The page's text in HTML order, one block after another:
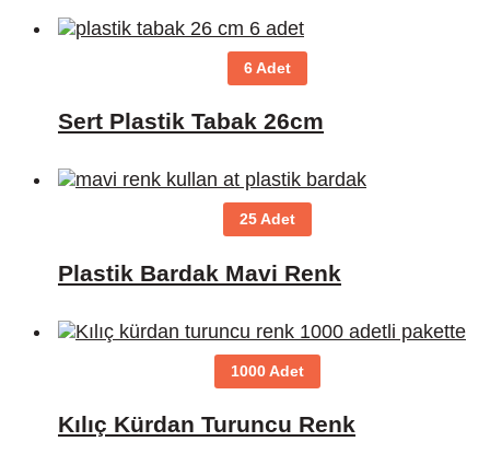
6 Adet
Sert Plastik Tabak 26cm
25 Adet
Plastik Bardak Mavi Renk
1000 Adet
Kılıç Kürdan Turuncu Renk